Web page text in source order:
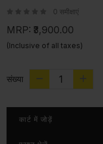
0 समीक्षाएं
MRP: ₹3,900.00
(Inclusive of all taxes)
संख्या
कार्ट में जोड़ें